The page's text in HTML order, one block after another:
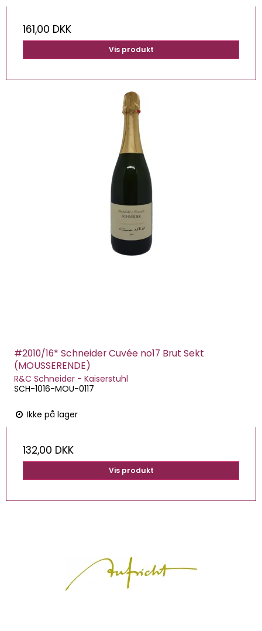
161,00 DKK
Vis produkt
#2010/16* Schneider Cuvée no17 Brut Sekt
(MOUSSERENDE)
R&C Schneider - Kaiserstuhl
SCH-1016-MOU-0117
Ikke på lager
132,00 DKK
Vis produkt